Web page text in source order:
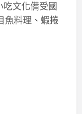
文化備受國
魚料理、蝦捲